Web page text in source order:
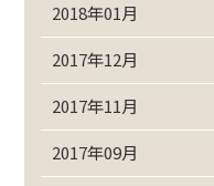
2018年01月
2017年12月
2017年11月
2017年09月